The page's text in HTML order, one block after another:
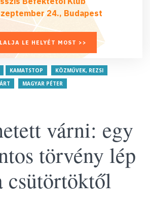
24., Budapest
LE HELYÉT MOST >>
KAMATSTOP
KÖZMŰVEK, REZSI
MAGYAR PÉTER
várni: egy
törvény lép
csütörtöktől